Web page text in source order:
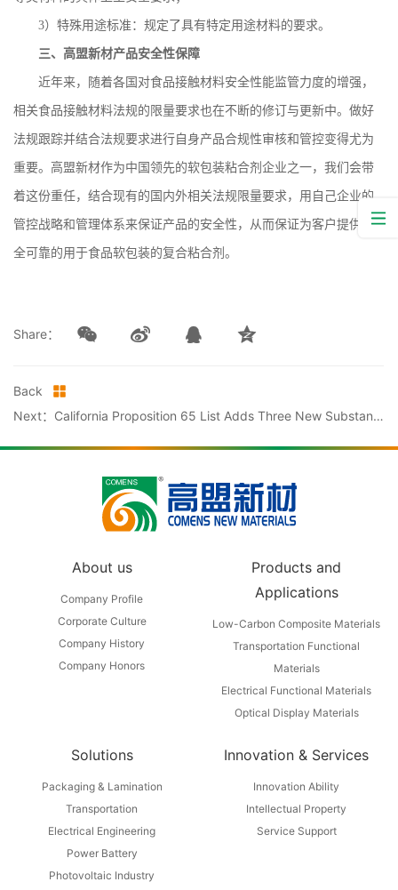
3）特殊用途标准：规定了具有特定用途材料的要求。
三、高盟新材产品安全性保障
近年来，随着各国对食品接触材料安全性能监管力度的增强，
相关食品接触材料法规的限量要求也在不断的修订与更新中。做好
法规跟踪并结合法规要求进行自身产品合规性审核和管控变得尤为
重要。高盟新材作为中国领先的软包装粘合剂企业之一，我们会带
着这份重任，结合现有的国内外相关法规限量要求，用自己企业的
管控战略和管理体系来保证产品的安全性，从而保证为客户提供安
全可靠的用于食品软包装的复合粘合剂。
Share：
Back
Next：California Proposition 65 List Adds Three New Substances
About us
Company Profile
Corporate Culture
Company History
Company Honors
Products and
Applications
Low-Carbon Composite Materials
Transportation Functional
Materials
Electrical Functional Materials
Optical Display Materials
Solutions
Packaging & Lamination
Transportation
Electrical Engineering
Power Battery
Photovoltaic Industry
Innovation & Services
Innovation Ability
Intellectual Property
Service Support